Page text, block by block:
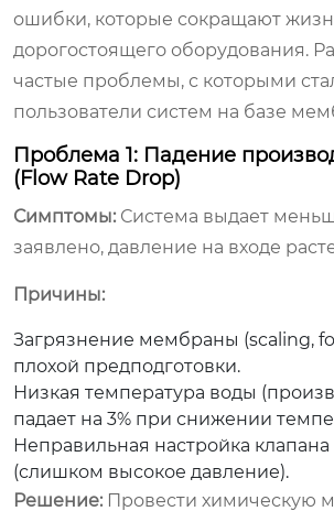
ошибки, которые сокращают
дорогостоящего оборудования.
частые проблемы, с которыми
пользователи систем на базе
Проблема 1: Падение
(Flow Rate Drop)
Симптомы: Система выдает
заявлено, давление на входе
Причины:
Загрязнение мембраны (scaling,
плохой предподготовки.
Низкая температура воды
падает на 3% при снижении
Неправильная настройка клапана
(слишком высокое давление).
Решение: Провести химическую